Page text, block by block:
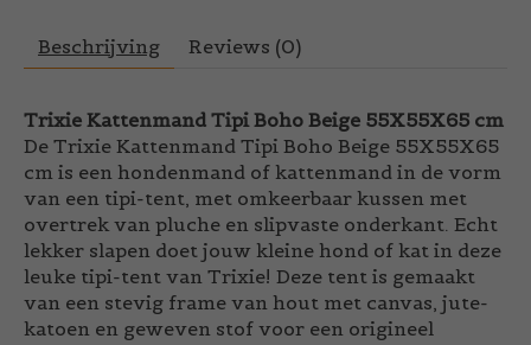
Beschrijving Reviews (0)
Trixie Kattenmand Tipi Boho Beige 55X55X65 cm
De Trixie Kattenmand Tipi Boho Beige 55X55X65
cm is een hondenmand of kattenmand in de vorm
van een tipi-tent, met omkeerbaar kussen met
overtrek van pluche en slipvaste onderkant. Echt
lekker slapen doet jouw kleine hond of kat in deze
leuke tipi-tent van Trixie! Deze tent is gemaakt
van een stevig frame van hout met canvas, jute-
katoen en geweven stof voor een origineel